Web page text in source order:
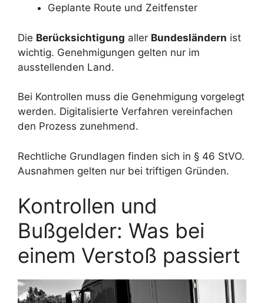
Geplante Route und Zeitfenster
Die Berücksichtigung aller Bundesländern ist
wichtig. Genehmigungen gelten nur im
ausstellenden Land.
Bei Kontrollen muss die Genehmigung vorgelegt
werden. Digitalisierte Verfahren vereinfachen
den Prozess zunehmend.
Rechtliche Grundlagen finden sich in § 46 StVO.
Ausnahmen gelten nur bei triftigen Gründen.
Kontrollen und
Bußgelder: Was bei
einem Verstoß passiert